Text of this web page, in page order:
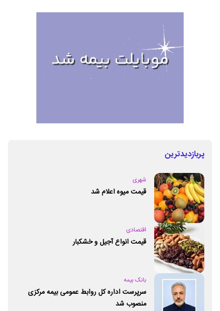
پربازدیدترین
شهری
قیمت میوه اعلام شد
اقتصادی
قیمت انواع آجیل و خشکبار
بانک بیمه
سرپرست اداره کل روابط عمومی بیمه مرکزی
منصوب شد